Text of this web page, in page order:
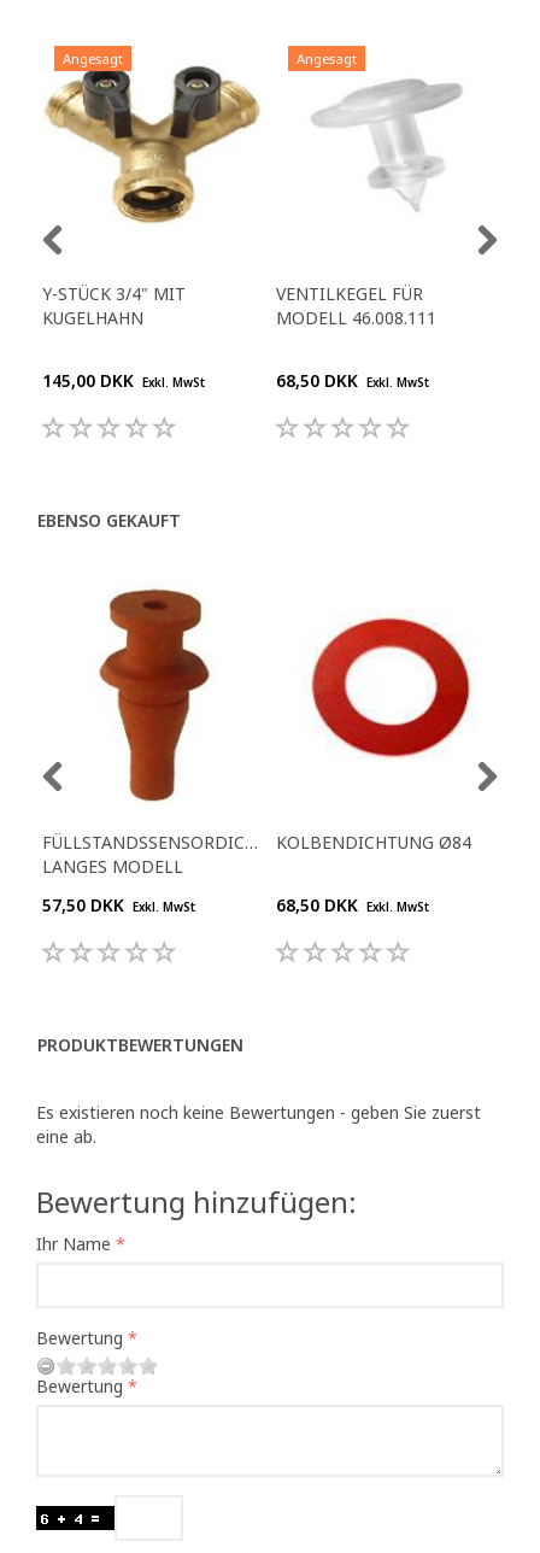
Angesagt
Y-STÜCK 3/4" MIT
KUGELHAHN
145,00 DKK Exkl. MwSt
Angesagt
VENTILKEGEL FÜR
MODELL 46.008.111
68,50 DKK Exkl. MwSt
EBENSO GEKAUFT
FÜLLSTANDSSENSORDICHTUNG,
LANGES MODELL
57,50 DKK Exkl. MwSt
KOLBENDICHTUNG Ø84
68,50 DKK Exkl. MwSt
PRODUKTBEWERTUNGEN
Es existieren noch keine Bewertungen - geben Sie zuerst
eine ab.
Bewertung hinzufügen:
Ihr Name
Bewertung
Bewertung